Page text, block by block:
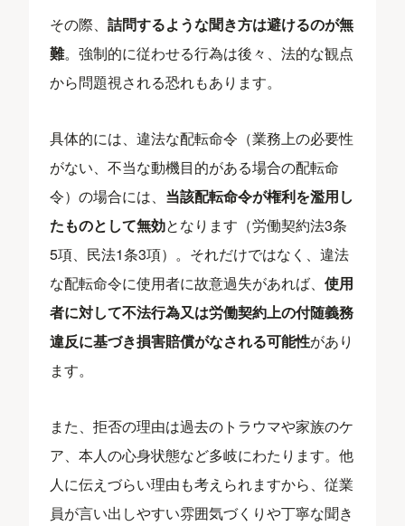
その際、詰問するような聞き方は避けるのが無
難。強制的に従わせる行為は後々、法的な観点
から問題視される恐れもあります。
具体的には、違法な配転命令（業務上の必要性
がない、不当な動機目的がある場合の配転命
令）の場合には、 当該配転命令が権利を濫用し
たものとして無効となります（労働契約法3条
5項、民法1条3項）。それだけではなく、違法
な配転命令に使用者に故意過失があれば、使用
者に対して不法行為又は労働契約上の付随義務
違反に基づき損害賠償がなされる可能性があり
ます。
また、拒否の理由は過去のトラウマや家族のケ
ア、本人の心身状態など多岐にわたります。他
人に伝えづらい理由も考えられますから、従業
員が言い出しやすい雰囲気づくりや丁寧な聞き